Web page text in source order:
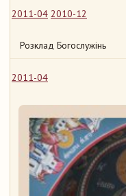
2011-04 2010-12
Розклад Богослужінь
2011-04